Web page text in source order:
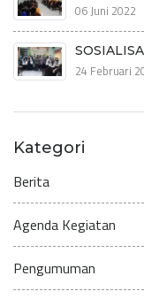
06 Juni 2022
24 Februari
Kategori
Berita
Agenda Kegiatan
Pengumuman